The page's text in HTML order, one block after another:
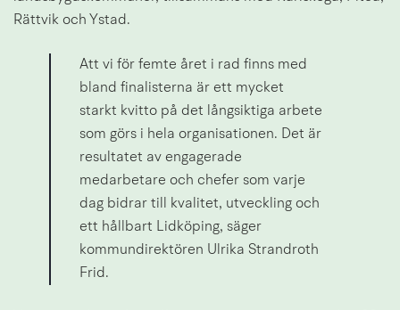
Rättvik och Ystad.
Att vi för femte året i rad finns med
bland finalisterna är ett mycket
starkt kvitto på det långsiktiga arbete
som görs i hela organisationen. Det är
resultatet av engagerade
medarbetare och chefer som varje
dag bidrar till kvalitet, utveckling och
ett hållbart Lidköping, säger
kommundirektören Ulrika Strandroth
Frid.